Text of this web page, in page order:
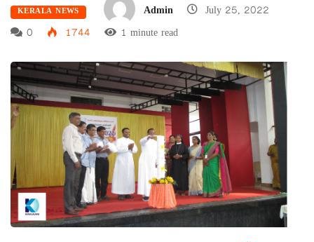
KERALA NEWS Admin
July 25, 2022
0
1744 1 minute read